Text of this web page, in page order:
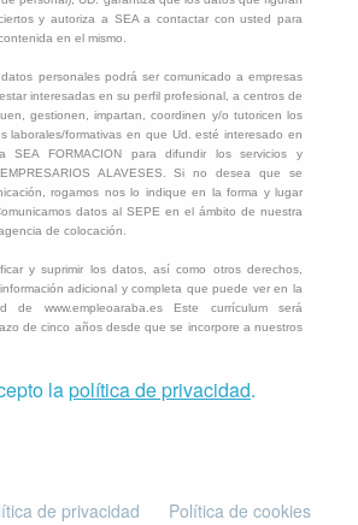
y autoriza a SEA a contactar con usted para
en el mismo.
personales podrá ser comunicado a empresas
interesadas en su perfil profesional, a centros de
gestionen, impartan, coordinen y/o tutoricen los
laborales/formativas en que Ud. esté interesado en
SEA FORMACION para difundir los servicios y
ALAVESES. Si no desea que se
rogamos nos lo indique en la forma y lugar
datos al SEPE en el ámbito de nuestra
de colocación.
y suprimir los datos, así como otros derechos,
adicional y completa que puede ver en la
de www.empleoaraba.es Este currículum será
de cinco años desde que se incorpore a nuestros
lapolítica de privacidad.
de privacidad Política de cookies